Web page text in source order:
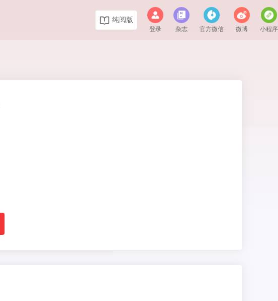
纯阅版
登录 杂志 官方微信 微博 小程序